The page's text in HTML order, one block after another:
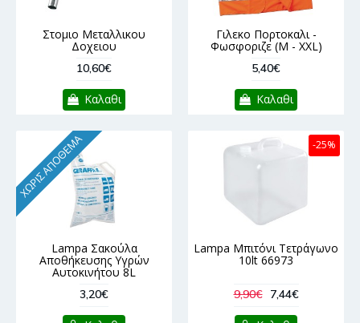
Στομιο Μεταλλικου
Δοχειου
10,60€
Καλαθι
Γιλεκο Πορτοκαλι -
Φωσφοριζε (M - XXL)
5,40€
Καλαθι
ΧΩΡΊΣ ΑΠΌΘΕΜΑ
Lampa Σακούλα
Αποθήκευσης Υγρών
Αυτοκινήτου 8L
3,20€
-25%
Lampa Μπιτόνι Τετράγωνο
10lt 66973
9,90€ 7,44€